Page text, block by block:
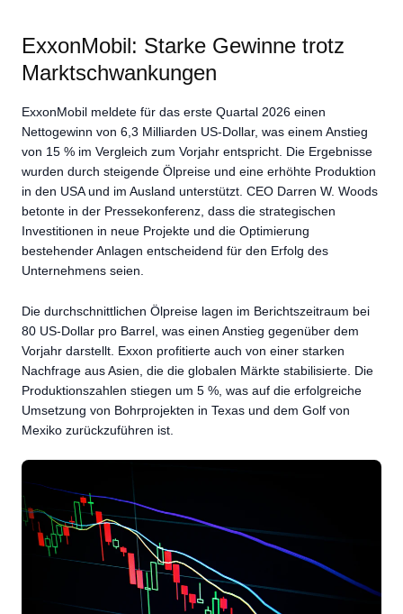
ExxonMobil: Starke Gewinne trotz
Marktschwankungen
ExxonMobil meldete für das erste Quartal 2026 einen
Nettogewinn von 6,3 Milliarden US-Dollar, was einem Anstieg
von 15 % im Vergleich zum Vorjahr entspricht. Die Ergebnisse
wurden durch steigende Ölpreise und eine erhöhte Produktion
in den USA und im Ausland unterstützt. CEO Darren W. Woods
betonte in der Pressekonferenz, dass die strategischen
Investitionen in neue Projekte und die Optimierung
bestehender Anlagen entscheidend für den Erfolg des
Unternehmens seien.
Die durchschnittlichen Ölpreise lagen im Berichtszeitraum bei
80 US-Dollar pro Barrel, was einen Anstieg gegenüber dem
Vorjahr darstellt. Exxon profitierte auch von einer starken
Nachfrage aus Asien, die die globalen Märkte stabilisierte. Die
Produktionszahlen stiegen um 5 %, was auf die erfolgreiche
Umsetzung von Bohrprojekten in Texas und dem Golf von
Mexiko zurückzuführen ist.